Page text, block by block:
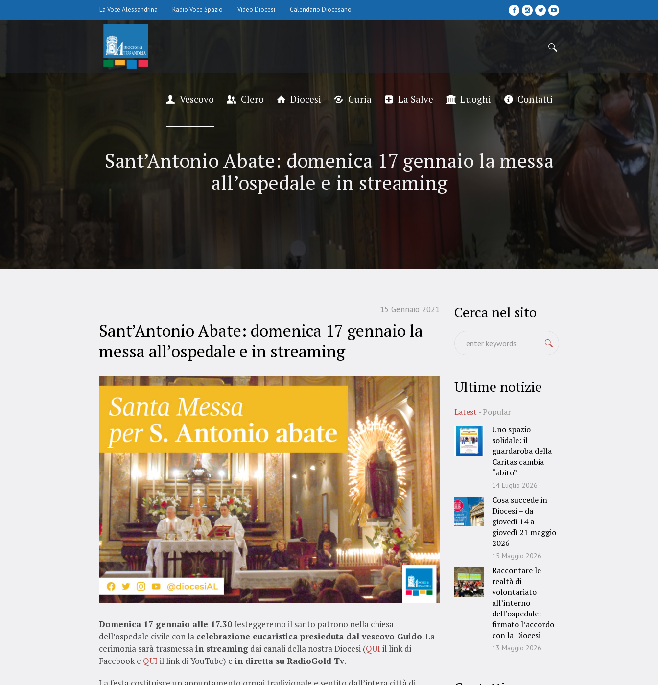
La Voce Alessandrina Radio Voce Spazio Video Diocesi Calendario Diocesano
Vescovo Clero Diocesi Curia La Salve Luoghi Contatti
Sant’Antonio Abate: domenica 17 gennaio la messa
all’ospedale e in streaming
15 Gennaio 2021
Sant’Antonio Abate: domenica 17 gennaio la
messa all’ospedale e in streaming
Domenica 17 gennaio alle 17.30 festeggeremo il santo patrono nella chiesa
dell’ospedale civile con la celebrazione eucaristica presieduta dal vescovo Guido. La
cerimonia sarà trasmessain streaming dai canali della nostra Diocesi (QUI il link di
Facebook e QUI il link di YouTube) e in diretta su RadioGold Tv.
Cerca nel sito
Ultime notizie
Latest
Popular
Uno spazio
solidale: il
guardaroba della
Caritas cambia
“abito”
14 Luglio 2026
Cosa succede in
Diocesi – da
giovedì 14 a
giovedì 21 maggio
2026
15 Maggio 2026
Raccontare le
realtà di
volontariato
all’interno
dell’ospedale:
firmato l’accordo
con la Diocesi
13 Maggio 2026